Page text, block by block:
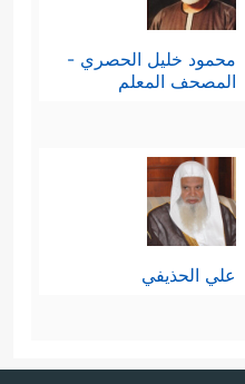
محمود خليل الحصري -
المصحف المعلم
علي الحذيفي